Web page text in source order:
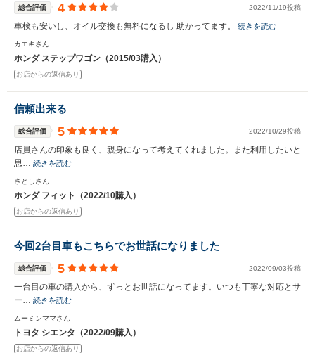
総合評価 4 2022/11/19投稿
車検も安いし、オイル交換も無料になるし 助かってます。 続きを読む
カエキさん
ホンダ ステップワゴン（2015/03購入）
お店からの返信あり
信頼出来る
総合評価 5 2022/10/29投稿
店員さんの印象も良く、親身になって考えてくれました。また利用したいと
思… 続きを読む
さとしさん
ホンダ フィット（2022/10購入）
お店からの返信あり
今回2台目車もこちらでお世話になりました
総合評価 5 2022/09/03投稿
一台目の車の購入から、ずっとお世話になってます。いつも丁寧な対応とサ
ー… 続きを読む
ムーミンママさん
トヨタ シエンタ（2022/09購入）
お店からの返信あり